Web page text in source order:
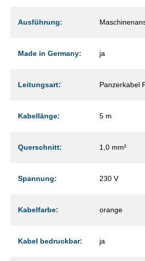
Ausführung:
Made in Germany: ja
Leitungsart: Panzerkabel
Kabellänge: 5 m
Querschnitt: 1,0 mm²
Spannung: 230 V
Kabelfarbe: orange
Kabel bedruckbar: ja